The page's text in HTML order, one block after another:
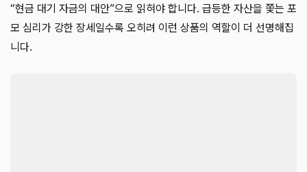
“현금 대기 자금의 대안”으로 읽혀야 합니다. 급등한 자산을 쫓는 포
모 심리가 강한 장세일수록 오히려 이런 상품의 역할이 더 선명해집
니다.